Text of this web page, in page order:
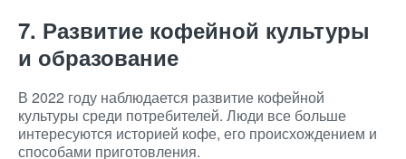
7. Развитие кофейной культуры
и образование
В 2022 году наблюдается развитие кофейной
культуры среди потребителей. Люди все больше
интересуются историей кофе, его происхождением и
способами приготовления.